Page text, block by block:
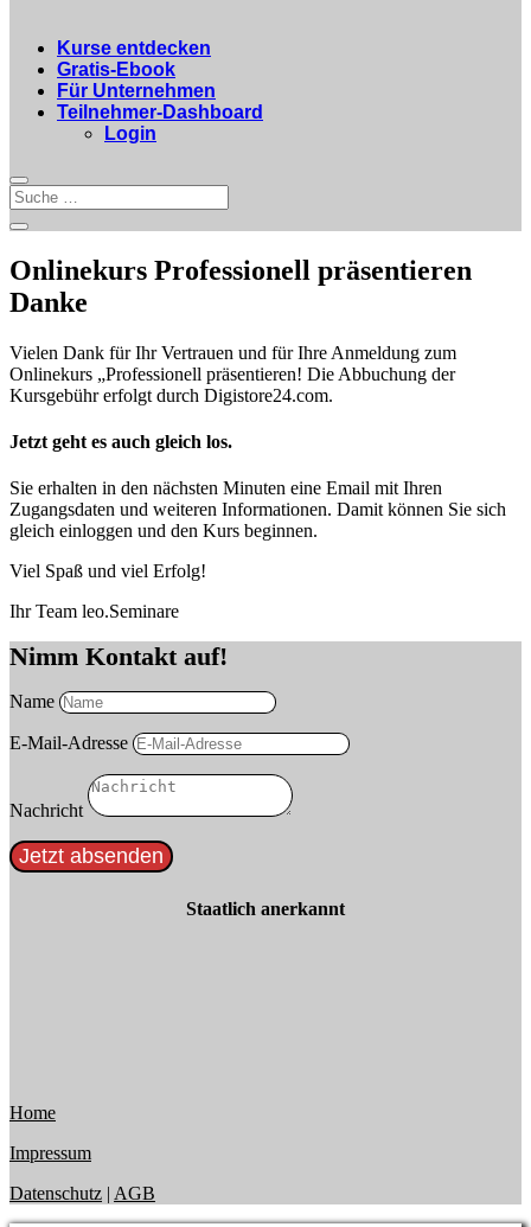
Kurse entdecken
Gratis-Ebook
Für Unternehmen
Teilnehmer-Dashboard
Login
Onlinekurs Professionell präsentieren
Danke
Vielen Dank für Ihr Vertrauen und für Ihre Anmeldung zum
Onlinekurs „Professionell präsentieren! Die Abbuchung der
Kursgebühr erfolgt durch Digistore24.com.
Jetzt geht es auch gleich los.
Sie erhalten in den nächsten Minuten eine Email mit Ihren
Zugangsdaten und weiteren Informationen. Damit können Sie sich
gleich einloggen und den Kurs beginnen.
Viel Spaß und viel Erfolg!
Ihr Team leo.Seminare
Nimm Kontakt auf!
Name
E-Mail-Adresse
Nachricht
Jetzt absenden
Staatlich anerkannt
Home
Impressum
Datenschutz | AGB